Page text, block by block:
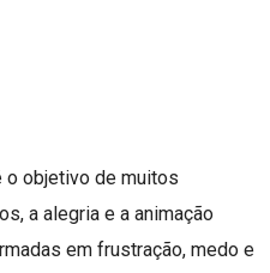
o objetivo de muitos
a alegria e a animação
em frustração, medo e